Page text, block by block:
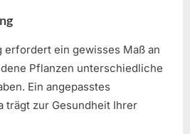
erfordert ein gewisses Maß an
Pflanzen unterschiedliche
Ein angepasstes
trägt zur Gesundheit Ihrer